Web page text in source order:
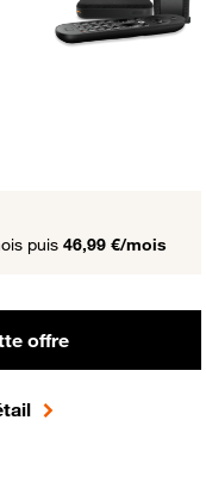
puis 46,99 €/mois
offre